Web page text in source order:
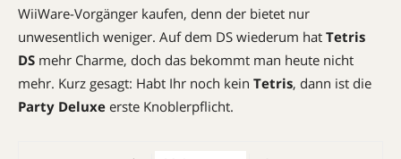
Wii­Ware-Vorgänger kaufen, denn der bietet nur
unwesentlich weniger. Auf dem DS wiederum hat Tetris
DS mehr Charme, doch das bekommt man heute nicht
mehr. Kurz gesagt: Habt Ihr noch kein Tetris, dann ist die
Party Deluxe erste Knoblerpflicht.